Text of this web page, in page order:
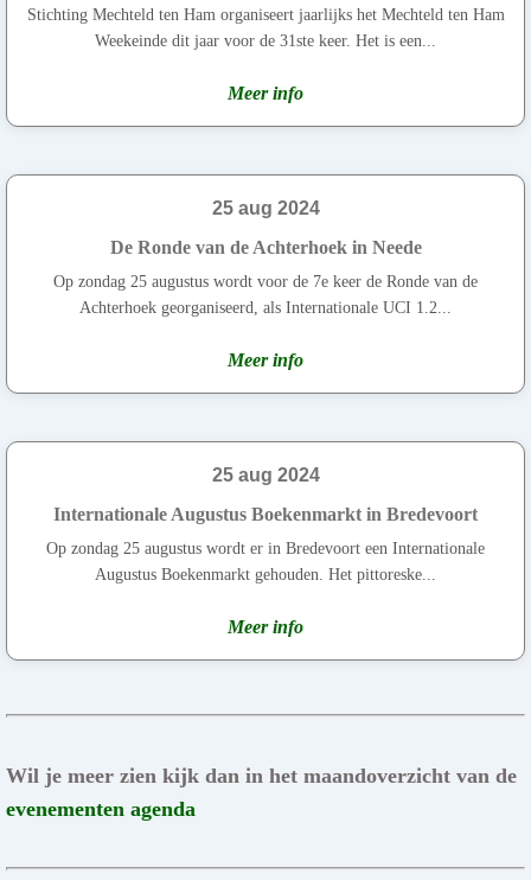
Stichting Mechteld ten Ham organiseert jaarlijks het Mechteld ten Ham
Weekeinde dit jaar voor de 31ste keer. Het is een...
Meer info
25 aug 2024
De Ronde van de Achterhoek in Neede
Op zondag 25 augustus wordt voor de 7e keer de Ronde van de
Achterhoek georganiseerd, als Internationale UCI 1.2...
Meer info
25 aug 2024
Internationale Augustus Boekenmarkt in Bredevoort
Op zondag 25 augustus wordt er in Bredevoort een Internationale
Augustus Boekenmarkt gehouden. Het pittoreske...
Meer info
Wil je meer zien kijk dan in het maandoverzicht van de
evenementen agenda